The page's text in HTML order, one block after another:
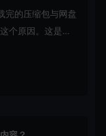
完的压缩包与网盘
个原因。这是浏